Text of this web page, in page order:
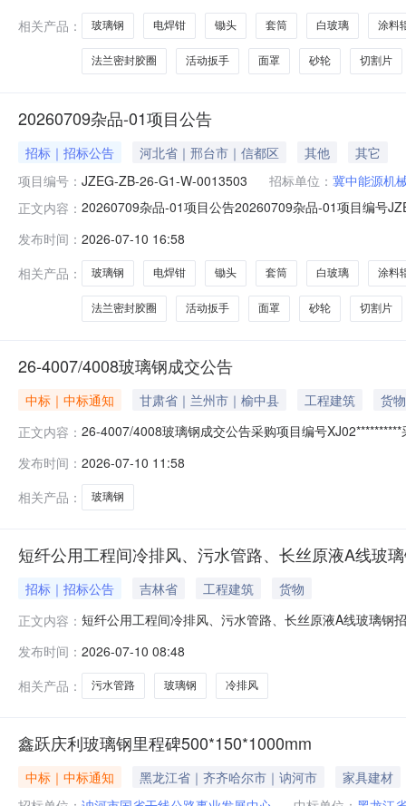
相关产品：
玻璃钢 电焊钳 锄头 套筒 白玻璃 涂料
法兰密封胶圈 活动扳手 面罩 砂轮 切割片
20260709杂品-01项目公告
招标｜招标公告 河北省｜邢台市｜信都区 其他
其它
项目编号： JZEG-ZB-26-G1-W-0013503 招标单位： 冀中能源机
正文内容： 20260709杂品-01项目公告20260709杂品-01项目编号
2026.7.20R24000000012面罩电焊钳25个
发布时间： 2026-07-10 16:58
相关产品：
玻璃钢 电焊钳 锄头 套筒 白玻璃 涂料
法兰密封胶圈 活动扳手 面罩 砂轮 切割片
26-4007/4008玻璃钢成交公告
中标｜中标通知 甘肃省｜兰州市｜榆中县 工程建筑
货物
正文内容： 26-4007/4008玻璃钢成交公告采购项目编号
发布时间： 2026-07-10 11:58
相关产品：
玻璃钢
短纤公用工程间冷排风、污水管路、长丝原液A线玻
招标｜招标公告 吉林省 工程建筑
货物
正文内容： 短纤公用工程间冷排风、污水管路、长丝原液A线玻璃钢
发布时间： 2026-07-10 08:48
相关产品：
污水管路 玻璃钢 冷排风
鑫跃庆利玻璃钢里程碑500*150*1000mm
中标｜中标通知 黑龙江省｜齐齐哈尔市｜讷河市
家具建材